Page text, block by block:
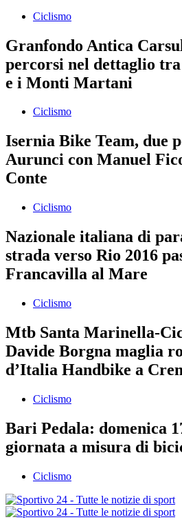
Ciclismo
Granfondo Antica
percorsi nel dettaglio
e i Monti Martani
Ciclismo
Isernia Bike Team, due
Aurunci con Manuel
Conte
Ciclismo
Nazionale italiana di
strada verso Rio 2016
Francavilla al Mare
Ciclismo
Mtb Santa Marinella-
Davide Borgna maglia
d’Italia Handbike a
Ciclismo
Bari Pedala: domenica
giornata a misura di
Ciclismo